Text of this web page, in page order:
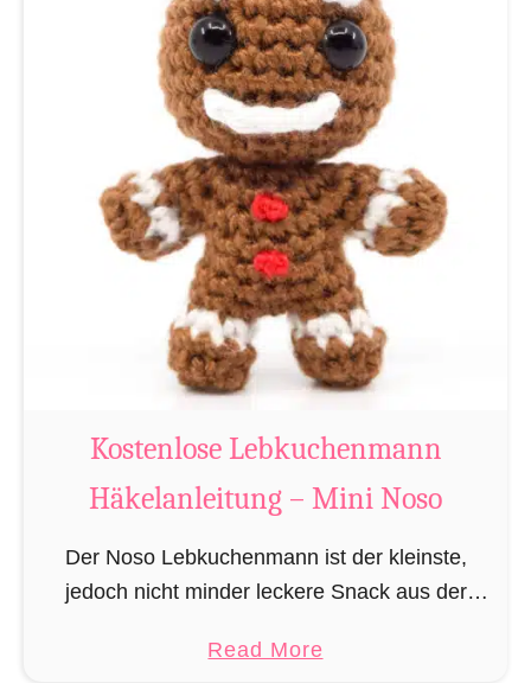
n
n
H
ä
k
e
l
a
n
l
e
t
u
g
–
i
t
K
o
s
t
e
n
l
o
s
e
R
n
t
e
r
Kostenlose Lebkuchenmann
Häkelanleitung – Mini Noso
Der Noso Lebkuchenmann ist der kleinste,
jedoch nicht minder leckere Snack aus der
Lebkuchenhumanoiden. Die Nosos
Read Morea